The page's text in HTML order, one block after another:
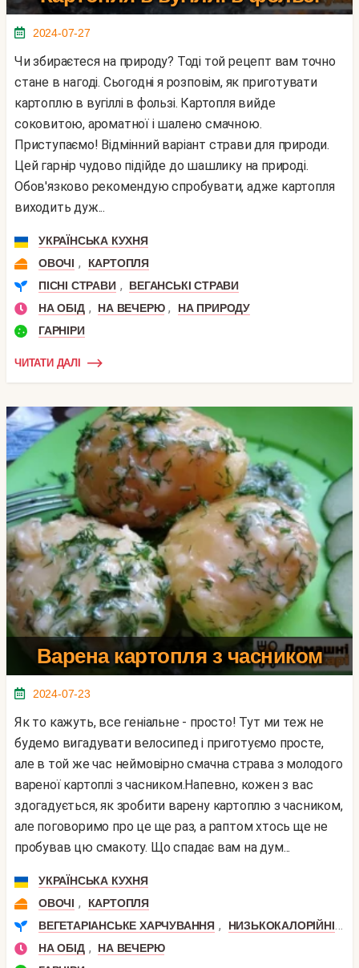
2024-07-27
Чи збираєтеся на природу? Тоді той рецепт вам точно
стане в нагоді. Сьогодні я розповім, як приготувати
картоплю в вугіллі в фользі. Картопля вийде
соковитою, ароматної і шалено смачною.
Приступаємо! Відмінний варіант страви для природи.
Цей гарнір чудово підійде до шашлику на природі.
Обов'язково рекомендую спробувати, адже картопля
виходить дуж...
УКРАЇНСЬКА КУХНЯ
ОВОЧІ ,
КАРТОПЛЯ
ПІСНІ СТРАВИ ,
ВЕГАНСЬКІ СТРАВИ
НА ОБІД , НА ВЕЧЕРЮ ,
НА ПРИРОДУ
ГАРНІРИ
ЧИТАТИ ДАЛІ
Варена картопля з часником
2024-07-23
Як то кажуть, все геніальне - просто! Тут ми теж не
будемо вигадувати велосипед і приготуємо просте,
але в той же час неймовірно смачна страва з молодого
вареної картоплі з часником.Напевно, кожен з вас
здогадується, як зробити варену картоплю з часником,
але поговоримо про це ще раз, а раптом хтось ще не
пробував цю смакоту. Що спадає вам на дум...
УКРАЇНСЬКА КУХНЯ
ОВОЧІ ,
КАРТОПЛЯ
ВЕГЕТАРІАНСЬКЕ ХАРЧУВАННЯ , НИЗЬКОКАЛОРІЙНІ ,
НА ОБІД ,
НА ВЕЧЕРЮ